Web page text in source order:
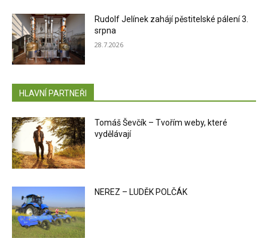
Rudolf Jelínek zahájí pěstitelské pálení 3.
srpna
28.7.2026
HLAVNÍ PARTNEŘI
Tomáš Ševčík – Tvořím weby, které
vydělávají
NEREZ – LUDĚK POLČÁK